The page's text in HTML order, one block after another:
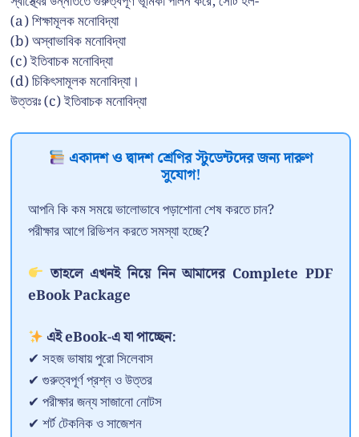
(a) শিক্ষামূলক মনোবিদ্যা
(b) অস্বাভাবিক মনোবিদ্যা
(c) ইতিবাচক মনোবিদ্যা
(d) চিকিৎসামূলক মনোবিদ্যা।
উত্তরঃ (c) ইতিবাচক মনোবিদ্যা
একাদশ ও দ্বাদশ শ্রেণির স্টুডেন্টদের জন্য দারুণ
সুযোগ!
আপনি কি কম সময়ে ভালোভাবে পড়াশোনা শেষ করতে চান?
পরীক্ষার আগে রিভিশন করতে সমস্যা হচ্ছে?
তাহলে এখনই নিয়ে নিন আমাদের Complete PDF
eBook Package
এই eBook-এ যা পাচ্ছেন:
✔ সহজ ভাষায় পুরো সিলেবাস
✔ গুরুত্বপূর্ণ প্রশ্ন ও উত্তর
✔ পরীক্ষার জন্য সাজানো নোটস
✔ শর্ট টেকনিক ও সাজেশন